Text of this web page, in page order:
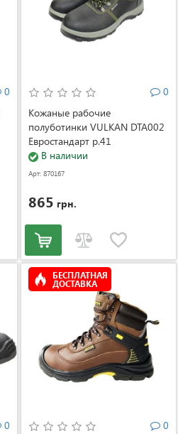
0
0
Кожаные рабочие
полуботинки VULKAN DTA002
Евростандарт р.41
В наличии
Арт: 870167
865 грн.
0
БЕСПЛАТНАЯ
ДОСТАВКА
0